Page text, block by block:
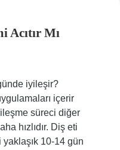
Acıtır Mı
iyileşir?
içerir
süreci diğer
hızlıdır. Diş eti
10-14 gün